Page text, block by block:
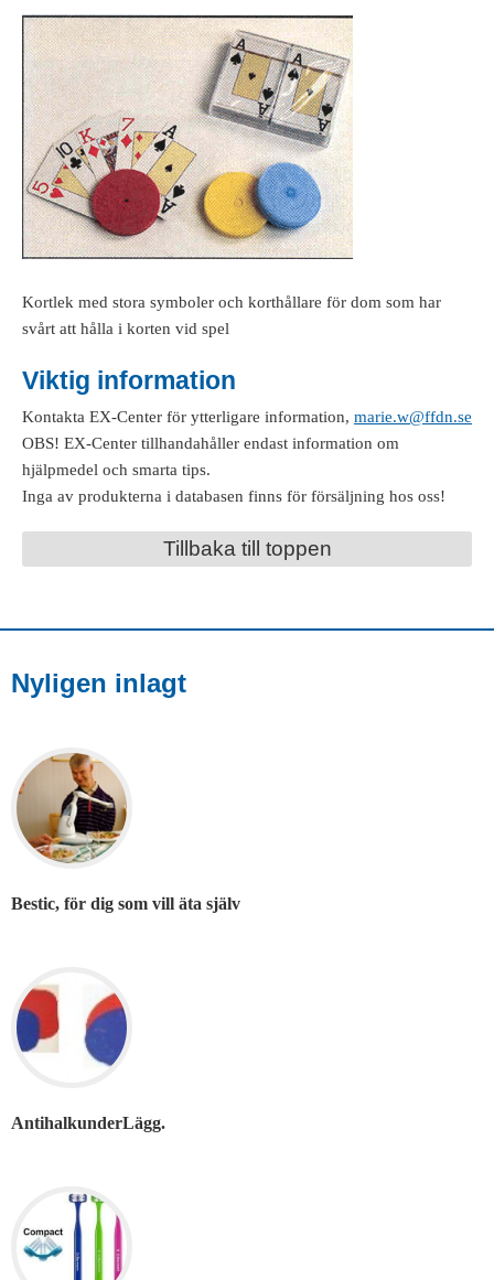
Kortlek med stora symboler och korthållare för dom som har
svårt att hålla i korten vid spel
Viktig information
Kontakta EX-Center för ytterligare information, marie.w@ffdn.se
OBS! EX-Center tillhandahåller endast information om
hjälpmedel och smarta tips.
Inga av produkterna i databasen finns för försäljning hos oss!
Tillbaka till toppen
Nyligen inlagt
Bestic, för dig som vill äta själv
AntihalkunderLägg.